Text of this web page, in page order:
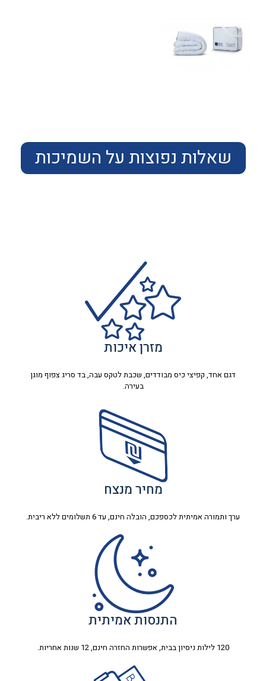
שאלות נפוצות על השמיכות
מזרן איכות
דגם אחד, קפיצי כיס מבודדים, שכבת לטקס עבה, בד סריג צפוף מוגן
בעירה.
מחיר מנצח
ערך ותמורה אמיתית לכספכם, הובלה חינם, עד 6 תשלומים ללא ריבית.
התנסות אמיתית
120 לילות ניסיון בבית, אפשרות החזרה חינם, 12 שנות אחריות.